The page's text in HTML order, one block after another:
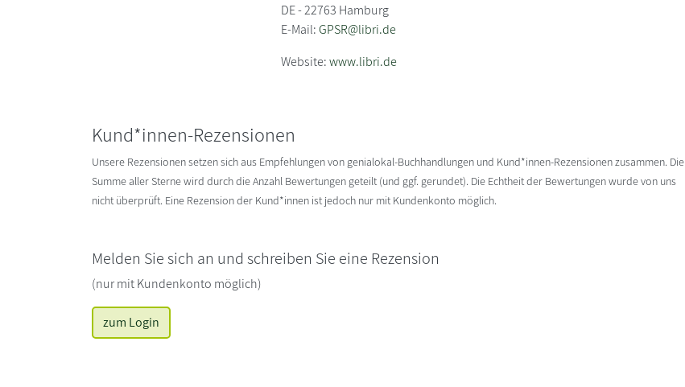
DE - 22763 Hamburg
E-Mail:GPSR@libri.de
Website:www.libri.de
Kund*innen-Rezensionen
Unsere Rezensionen setzen sich aus Empfehlungen von genialokal-Buchhandlungen und Kund*innen-Rezensionen zusammen. Die
Summe aller Sterne wird durch die Anzahl Bewertungen geteilt (und ggf. gerundet). Die Echtheit der Bewertungen wurde von uns
nicht überprüft. Eine Rezension der Kund*innen ist jedoch nur mit Kundenkonto möglich.
Melden Sie sich an und schreiben Sie eine Rezension
(nur mit Kundenkonto möglich)
zum Login